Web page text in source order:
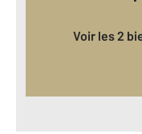
Voir les 2 biens correspondant à votre